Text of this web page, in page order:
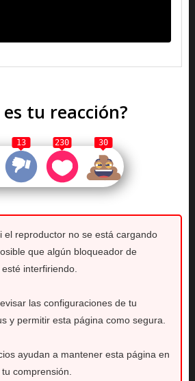
es tu reacción?
13 230 30
el reproductor no se está cargando
que algún bloqueador de
interfiriendo.
las configuraciones de tu
y permitir esta página como segura.
ayudan a mantener esta página en
comprensión.